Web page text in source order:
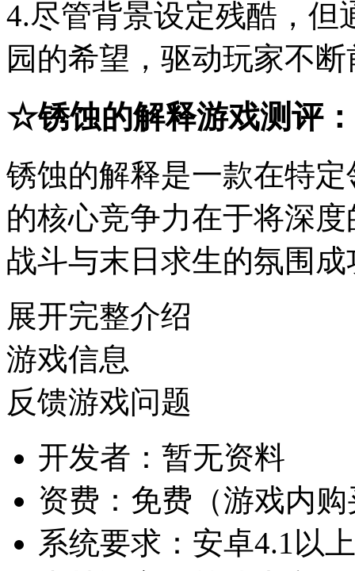
4.尽管背景设定残酷，但
园的希望，驱动玩家不
☆锈蚀的解释游戏测评：
锈蚀的解释是一款在特
的核心竞争力在于将深
战斗与末日求生的氛围
展开完整介绍
游戏信息
反馈游戏问题
开发者： 暂无资料
资费： 免费（游戏内
系统要求： 安卓4.1以上